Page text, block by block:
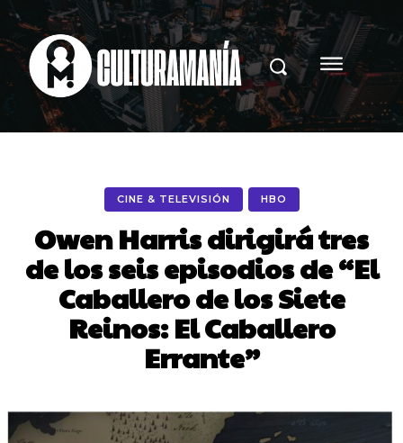
CINE & TELEVISIÓN HBO
Owen Harris dirigirá tres
de los seis episodios de “El
Caballero de los Siete
Reinos: El Caballero
Errante”